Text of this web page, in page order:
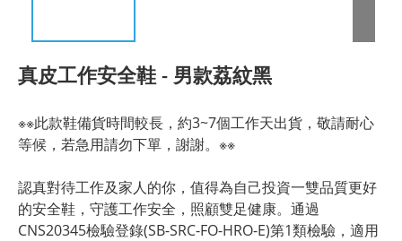
真皮工作安全鞋 - 男款荔紋黑
※※此款鞋備貨時間較長，約3~7個工作天出貨，敬請耐心
等候，若急用請勿下單，謝謝。※※
認真對待工作及家人的你，值得為自己投資一雙品質更好
的安全鞋，守護工作安全，照顧雙足健康。通過
CNS20345檢驗登錄(SB-SRC-FO-HRO-E)第1類檢驗，適用